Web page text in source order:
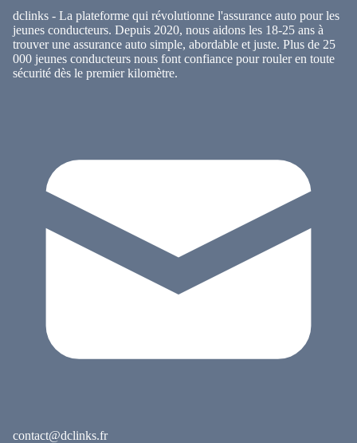
dclinks - La plateforme qui révolutionne l'assurance auto pour les
jeunes conducteurs. Depuis 2020, nous aidons les 18-25 ans à
trouver une assurance auto simple, abordable et juste. Plus de 25
000 jeunes conducteurs nous font confiance pour rouler en toute
sécurité dès le premier kilomètre.
contact@dclinks.fr